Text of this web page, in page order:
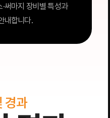
·써마지 장비별 특성과
내합니다.
경과